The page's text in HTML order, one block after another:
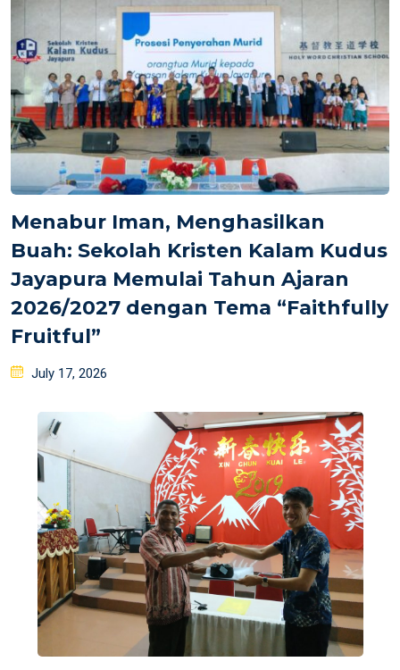
Menabur Iman, Menghasilkan
Buah: Sekolah Kristen Kalam Kudus
Jayapura Memulai Tahun Ajaran
2026/2027 dengan Tema “Faithfully
Fruitful”
Posted
July 17, 2026